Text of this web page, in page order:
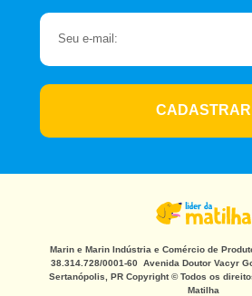
CADASTRAR
Marin e Marin Indústria e Comércio de
38.314.728/0001-60 Avenida Doutor Vacyr
Sertanópolis, PR Copyright © Todos os
Matilha